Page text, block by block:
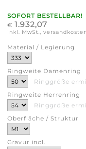
SOFORT BESTELLBAR!
€ 1.932,07
inkl. MwSt.,
Material / Legierung
Ringweite Damenring
Ringgröße
Ringweite Herrenring
Ringgröße
Oberfläche / Struktur
Gravur incl.